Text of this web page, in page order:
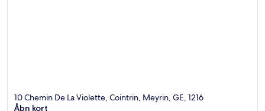
10 Chemin De La Violette, Cointrin, Meyrin, GE, 1216
Åbn kort